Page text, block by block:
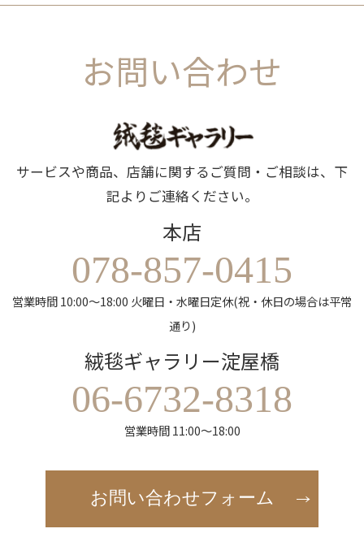
お問い合わせ
サービスや商品、店舗に関するご質問・ご相談は、下
記よりご連絡ください。
本店
078-857-0415
営業時間 10:00～18:00 火曜日・水曜日定休(祝・休日の場合は平常
通り)
絨毯ギャラリー淀屋橋
06-6732-8318
営業時間 11:00～18:00
お問い合わせフォーム